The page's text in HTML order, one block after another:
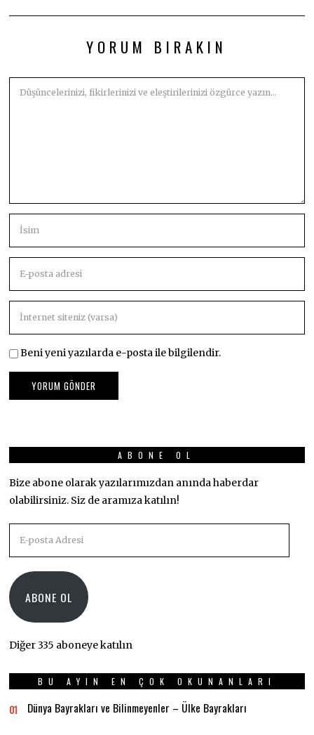
YORUM BIRAKIN
Beni yeni yazılarda e-posta ile bilgilendir.
ABONE OL
Bize abone olarak yazılarımızdan anında haberdar
olabilirsiniz. Siz de aramıza katılın!
posta
ABONE OL
Diğer 335 aboneye katılın
BU AYIN EN ÇOK OKUNANLARI
01 Dünya Bayrakları ve Bilinmeyenler – Ülke Bayrakları